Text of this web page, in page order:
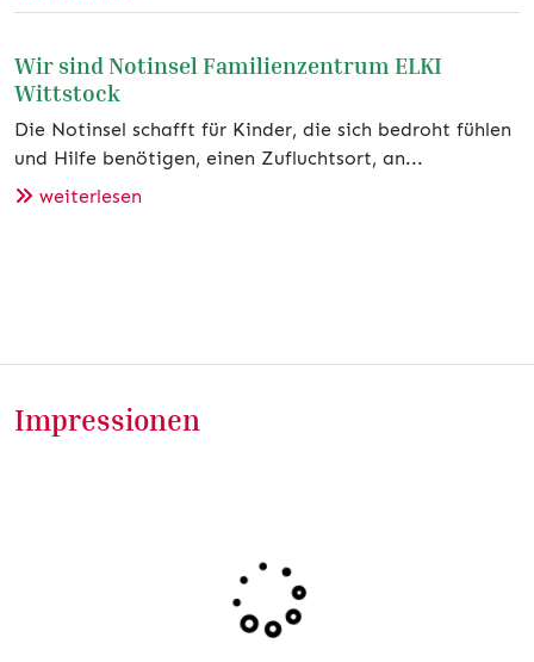
Wir sind Notinsel Familienzentrum ELKI
Wittstock
Die Notinsel schafft für Kinder, die sich bedroht fühlen
und Hilfe benötigen, einen Zufluchtsort, an...
weiterlesen
Impressionen